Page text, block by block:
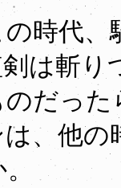
時代、
は斬り
だっ
、他